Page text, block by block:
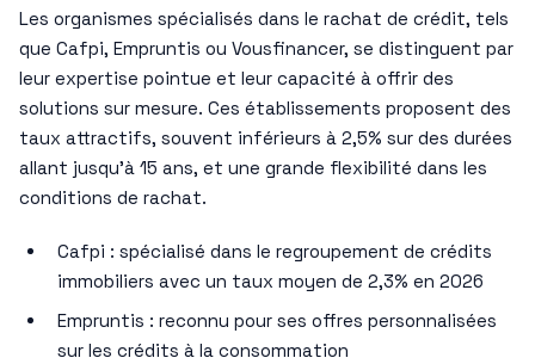
Les organismes spécialisés dans le rachat de crédit, tels
que Cafpi, Empruntis ou Vousfinancer, se distinguent par
leur expertise pointue et leur capacité à offrir des
solutions sur mesure. Ces établissements proposent des
taux attractifs, souvent inférieurs à 2,5% sur des durées
allant jusqu’à 15 ans, et une grande flexibilité dans les
conditions de rachat.
Cafpi : spécialisé dans le regroupement de crédits
immobiliers avec un taux moyen de 2,3% en 2026
Empruntis : reconnu pour ses offres personnalisées
sur les crédits à la consommation